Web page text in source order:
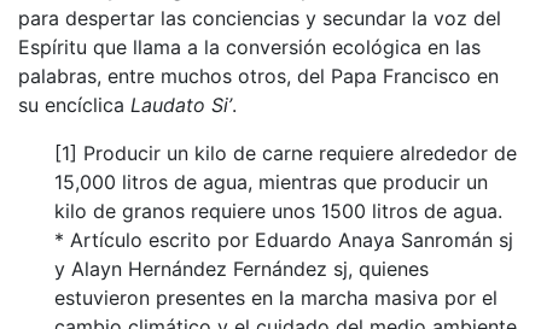
para despertar las conciencias y secundar la voz del
Espíritu que llama a la conversión ecológica en las
palabras, entre muchos otros, del Papa Francisco en
su encíclica Laudato Si’.
[1] Producir un kilo de carne requiere alrededor de
15,000 litros de agua, mientras que producir un
kilo de granos requiere unos 1500 litros de agua.
* Artículo escrito por Eduardo Anaya Sanromán sj
y Alayn Hernández Fernández sj, quienes
estuvieron presentes en la marcha masiva por el